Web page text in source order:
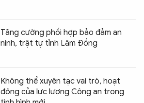
Tăng cường phối hợp bảo đảm an
ninh, trật tự tỉnh Lâm Đồng
Không thể xuyên tạc vai trò, hoạt
động của lực lượng Công an trong